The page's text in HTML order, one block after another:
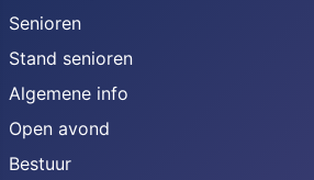
Senioren
Stand senioren
Algemene info
Open avond
Bestuur